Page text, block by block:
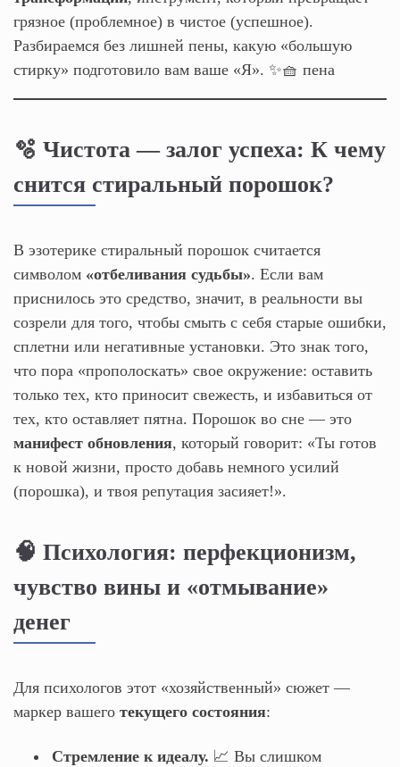
грязное (проблемное) в чистое (успешное).
Разбираемся без лишней пены, какую «большую
стирку» подготовило вам ваше «Я». ✨🧺 пена
🫧 Чистота — залог успеха: К чему
снится стиральный порошок?
В эзотерике стиральный порошок считается
символом «отбеливания судьбы». Если вам
приснилось это средство, значит, в реальности вы
созрели для того, чтобы смыть с себя старые ошибки,
сплетни или негативные установки. Это знак того,
что пора «прополоскать» свое окружение: оставить
только тех, кто приносит свежесть, и избавиться от
тех, кто оставляет пятна. Порошок во сне — это
манифест обновления, который говорит: «Ты готов
к новой жизни, просто добавь немного усилий
(порошка), и твоя репутация засияет!».
🧠 Психология: перфекционизм,
чувство вины и «отмывание»
денег
Для психологов этот «хозяйственный» сюжет —
маркер вашего текущего состояния:
Стремление к идеалу. 📈 Вы слишком